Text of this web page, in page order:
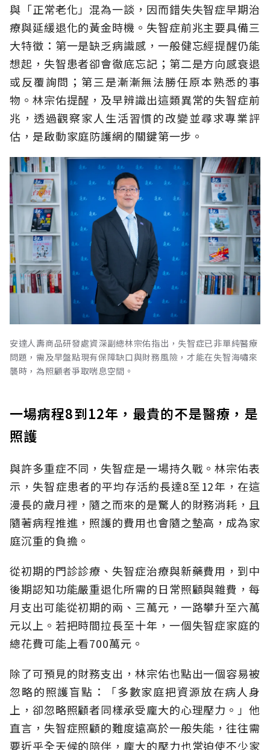
與「正常老化」混為一談，因而錯失失智症早期治
療與延緩退化的黃金時機。失智症前兆主要具備三
大特徵：第一是缺乏病識感，一般健忘經提醒仍能
想起，失智患者卻會徹底忘記；第二是方向感衰退
或反覆詢問；第三是漸漸無法勝任原本熟悉的事
物。林宗佑提醒，及早辨識出這類異常的失智症前
兆，透過觀察家人生活習慣的改變並尋求專業評
估，是啟動家庭防護網的關鍵第一步。
安達人壽商品研發處資深副總林宗佑指出，失智症已非單純醫療
問題，需及早盤點現有保障缺口與財務風險，才能在失智海嘯來
襲時，為照顧者爭取喘息空間。
一場病程8到12年，最貴的不是醫療，是
照護
與許多重症不同，失智症是一場持久戰。林宗佑表
示，失智症患者的平均存活約長達8至12年，在這
漫長的歲月裡，隨之而來的是驚人的財務消耗，且
隨著病程推進，照護的費用也會隨之墊高，成為家
庭沉重的負擔。
從初期的門診診療、失智症治療與新藥費用，到中
後期認知功能嚴重退化所需的日常照顧與雜費，每
月支出可能從初期的兩、三萬元，一路攀升至六萬
元以上。若把時間拉長至十年，一個失智症家庭的
總花費可能上看700萬元。
除了可預見的財務支出，林宗佑也點出一個容易被
忽略的照護盲點：「多數家庭把資源放在病人身
上，卻忽略照顧者同樣承受龐大的心理壓力。」他
直言，失智症照顧的難度遠高於一般失能，往往需
要近乎全天候的陪伴，龐大的壓力也常迫使不少家